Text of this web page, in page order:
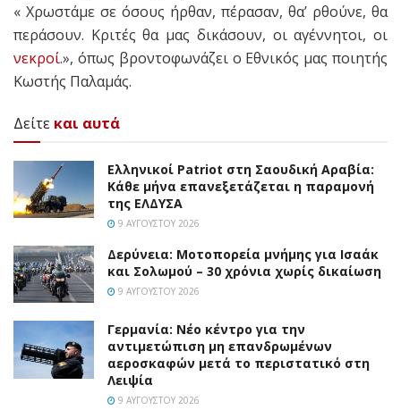
« Χρωστάμε σε όσους ήρθαν, πέρασαν, θα’ ρθούνε, θα
περάσουν. Κριτές θα μας δικάσουν, οι αγέννητοι, οι
νεκροί.», όπως βροντοφωνάζει ο Εθνικός μας ποιητής
Κωστής Παλαμάς.
Δείτε και αυτά
Ελληνικοί Patriot στη Σαουδική Αραβία:
Κάθε μήνα επανεξετάζεται η παραμονή
της ΕΛΔΥΣΑ
9 ΑΥΓΟΎΣΤΟΥ 2026
Δερύνεια: Μοτοπορεία μνήμης για Ισαάκ
και Σολωμού – 30 χρόνια χωρίς δικαίωση
9 ΑΥΓΟΎΣΤΟΥ 2026
Γερμανία: Νέο κέντρο για την
αντιμετώπιση μη επανδρωμένων
αεροσκαφών μετά το περιστατικό στη
Λειψία
9 ΑΥΓΟΎΣΤΟΥ 2026